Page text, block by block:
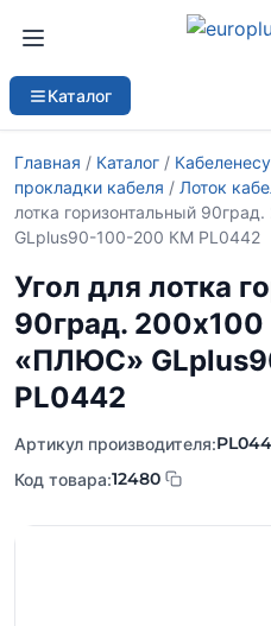
Каталог
Главная / Каталог /
прокладки кабеля / Лоток
лотка горизонтальный
GLplus90-100-200 КМ PL0442
Угол для лотка
90град. 200х100
«ПЛЮС»
PL0442
Артикул производителя:
Код товара:12480